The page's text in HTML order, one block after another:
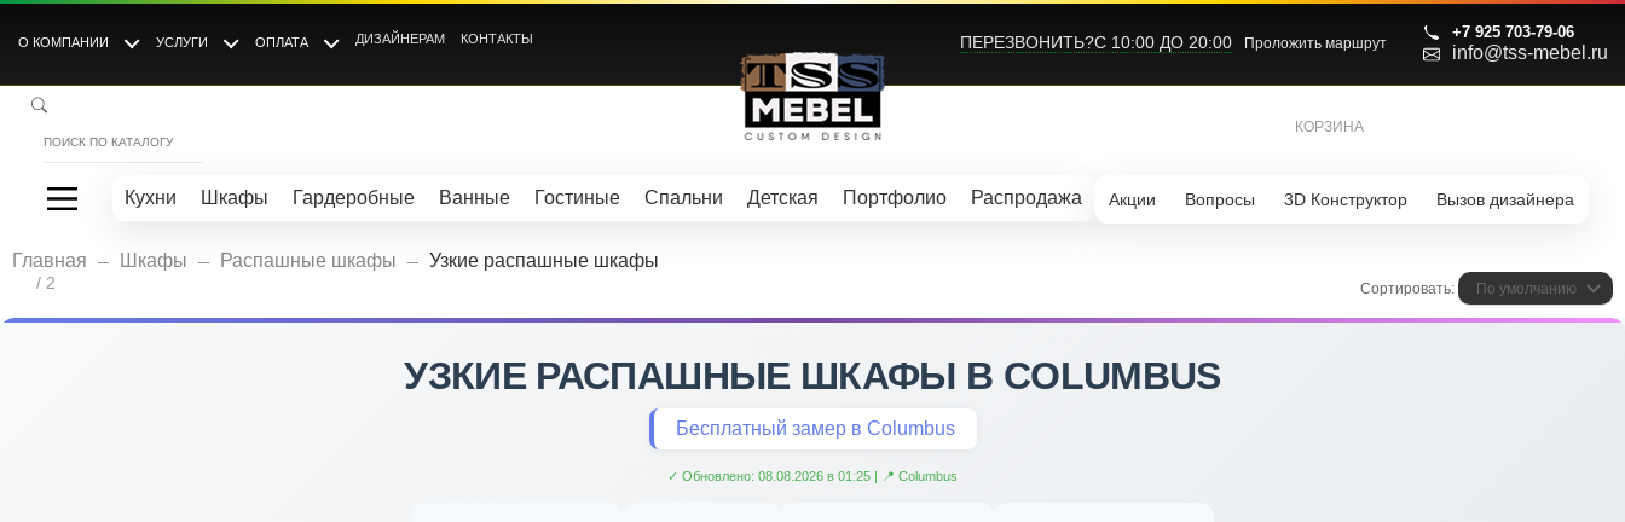
О КОМПАНИИ УСЛУГИ ОПЛАТА ДИЗАЙНЕРАМ КОНТАКТЫ ПЕРЕЗВОНИТЬ?С 10:00 ДО 20:00 Проложить маршрут
+7 925 703-79-06
info@tss-mebel.ru
КОРЗИНА
Кухни Шкафы Гардеробные Ванные Гостиные Спальни Детская Портфолио Распродажа Акции Вопросы 3D Конструктор Вызов дизайнера
Главная Шкафы Распашные шкафы Узкие распашные шкафы
Сортировать: По умолчанию
/ 2
УЗКИЕ РАСПАШНЫЕ ШКАФЫ В COLUMBUS
Бесплатный замер в Columbus
✓ Обновлено: 08.08.2026 в 01:25 | 📍 Columbus